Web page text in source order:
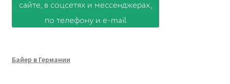
Байер в Германии